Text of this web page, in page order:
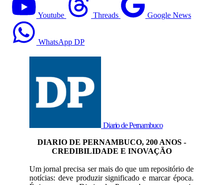
Youtube Threads Google News
WhatsApp DP
Diario de Pernambuco
DIARIO DE PERNAMBUCO, 200 ANOS -
CREDIBILIDADE E INOVAÇÃO
Um jornal precisa ser mais do que um repositório de
notícias: deve produzir significado e marcar época.